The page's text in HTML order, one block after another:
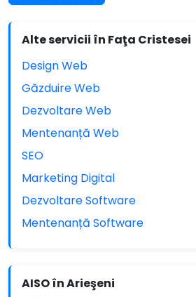
Alte servicii în Faţa Cristesei
Design Web
Găzduire Web
Dezvoltare Web
Mentenanță Web
SEO
Marketing Digital
Dezvoltare Software
Mentenanță Software
AISO în Arieşeni